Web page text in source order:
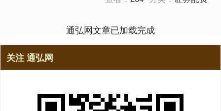
通弘网文章已加载完成
关注 通弘网